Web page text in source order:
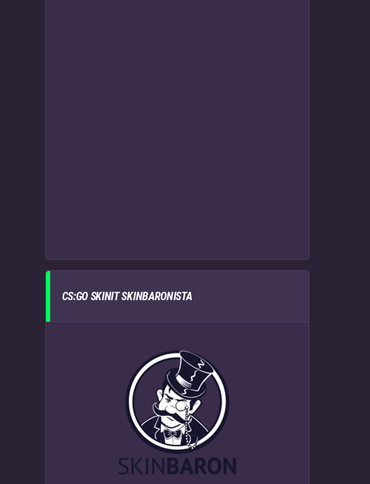
CS:GO SKINIT SKINBARONISTA